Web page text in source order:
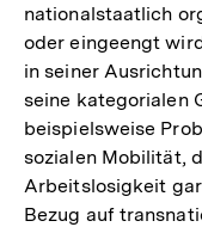
nationalstaatlich
oder eingeengt
in seiner
seine kategorialen
beispielsweise
sozialen Mobilität,
Arbeitslosigkeit
Bezug auf